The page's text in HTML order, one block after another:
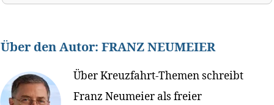
Über den Autor: FRANZ NEUMEIER
Über Kreuzfahrt-Themen schreibt
Franz Neumeier als freier